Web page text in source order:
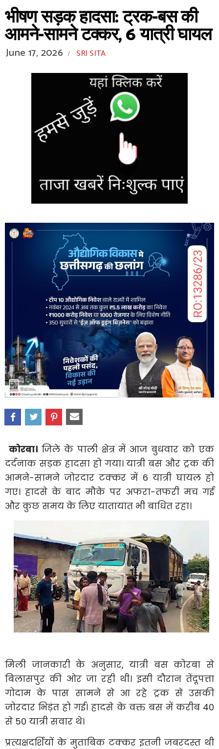
भीषण सड़क हादसा: ट्रक-बस की
आमने-सामने टक्कर, 6 यात्री घायल
June 17, 2026 / SRI SITA
कोरबा।जिले के पाली क्षेत्र में आज बुधवार को एक
दर्दनाक सड़क हादसा हो गया। यात्री बस और ट्रक की
आमने-सामने जोरदार टक्कर में 6 यात्री घायल हो
गए। हादसे के बाद मौके पर अफरा-तफरी मच गई
और कुछ समय के लिए यातायात भी बाधित रहा।
मिली जानकारी के अनुसार, यात्री बस कोरबा से
बिलासपुर की ओर जा रही थी। इसी दौरान तेंदूपत्ता
गोदाम के पास सामने से आ रहे ट्रक से उसकी
जोरदार भिड़ंत हो गई। हादसे के वक्त बस में करीब 40
से 50 यात्री सवार थे।
प्रत्यक्षदर्शियों के मुताबिक टक्कर इतनी जबरदस्त थी